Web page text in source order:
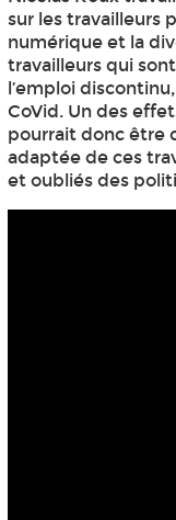
sur les travailleurs
numérique et la
travailleurs qui
l’emploi
CoVid. Un des
pourrait donc être
adaptée de ces
et oubliés des